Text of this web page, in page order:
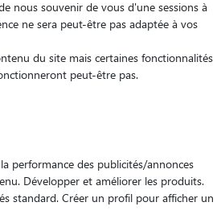
animal ?
Pet Sitter
nous souvenir de vous d'une sessions à
ne sera peut-être pas adaptée à vos
du site mais certaines fonctionnalités
peut-être pas.
performance des publicités/annonces
Développer et améliorer les produits.
standard. Créer un profil pour afficher un